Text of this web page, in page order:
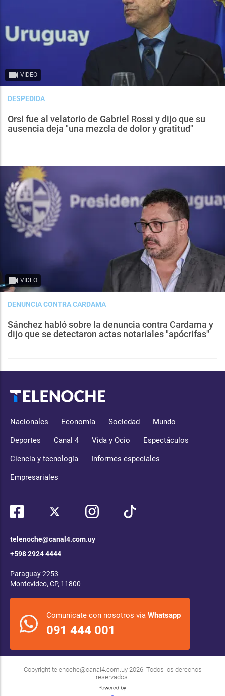
VIDEO
DESPEDIDA
Orsi fue al velatorio de Gabriel Rossi y dijo que su
ausencia deja "una mezcla de dolor y gratitud"
VIDEO
DENUNCIA CONTRA CARDAMA
Sánchez habló sobre la denuncia contra Cardama y
dijo que se detectaron actas notariales "apócrifas"
Nacionales Economía Sociedad Mundo
Deportes Canal 4 Vida y Ocio Espectáculos
Ciencia y tecnología Informes especiales
Empresariales
telenoche@canal4.com.uy
+598 2924 4444
Paraguay 2253
Montevideo, CP, 11800
Comunicate con nosotros via Whatsapp
091 444 001
Copyright telenoche@canal4.com.uy2026. Todos los derechos
reservados.